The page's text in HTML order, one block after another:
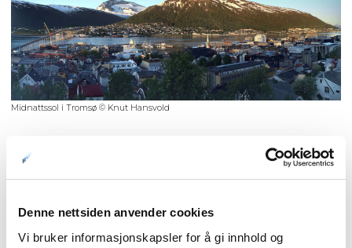
Denne nettsiden anvender cookies
Vi bruker informasjonskapsler for å gi innhold og
Midnattssol i Tromsø © Knut Hansvold
T
romsø byr på god mat, mye å se og mange fine
vandre- og utfluktsmuligheter om sommeren. Det er
man nøler med å reise utenlands. Dette er tanken bak å
lage en samleside for Tromsø på nordnorge.com.